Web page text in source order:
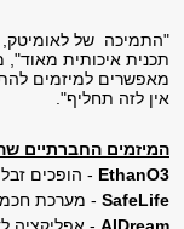
"התמיכה של לאומיטק,
תכנית איכותית
מאפשרים למיזמים
אין לזה תחליף".
המיזמים החברתיים
EthanO3 - הופכים
SafeLife - מערכת